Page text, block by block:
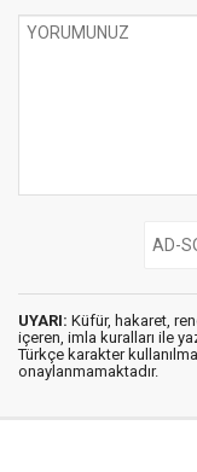
UYARI: Küfür, hakaret,
içeren, imla kuralları ile
Türkçe karakter
onaylanmamaktadır.